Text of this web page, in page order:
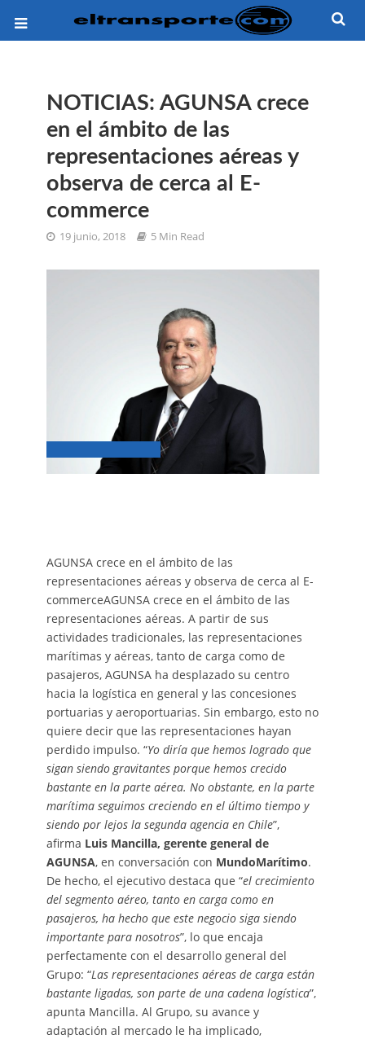
NOTICIAS: AGUNSA crece
en el ámbito de las
representaciones aéreas y
observa de cerca al E-
commerce
19 junio, 2018 5 Min Read
AGUNSA crece en el ámbito de las
representaciones aéreas y observa de cerca al E-
commerceAGUNSA crece en el ámbito de las
representaciones aéreas. A partir de sus
actividades tradicionales, las representaciones
marítimas y aéreas, tanto de carga como de
pasajeros, AGUNSA ha desplazado su centro
hacia la logística en general y las concesiones
portuarias y aeroportuarias. Sin embargo, esto no
quiere decir que las representaciones hayan
perdido impulso. “Yo diría que hemos logrado que
sigan siendo gravitantes porque hemos crecido
bastante en la parte aérea. No obstante, en la parte
marítima seguimos creciendo en el último tiempo y
siendo por lejos la segunda agencia en Chile”,
afirma Luis Mancilla, gerente general de
AGUNSA, en conversación con MundoMarítimo.
De hecho, el ejecutivo destaca que “el crecimiento
del segmento aéreo, tanto en carga como en
pasajeros, ha hecho que este negocio siga siendo
importante para nosotros”, lo que encaja
perfectamente con el desarrollo general del
Grupo: “Las representaciones aéreas de carga están
bastante ligadas, son parte de una cadena logística”,
apunta Mancilla. Al Grupo, su avance y
adaptación al mercado le ha implicado,